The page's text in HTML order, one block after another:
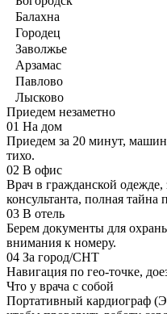
Балахна
Городец
Заволжье
Арзамас
Павлово
Лысково
Приедем незаметно
01 На дом
Приедем за 20 минут,
тихо.
02 В офис
Врач в гражданской
консультанта, полная тайна
03 В отель
Берем документы для
внимания к номеру.
04 За город/СНТ
Навигация по гео-точке,
Что у врача с собой
Портативный кардиограф